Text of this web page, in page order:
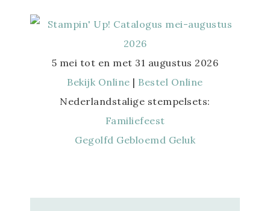
5 mei tot en met 31 augustus 2026
Bekijk Online | Bestel Online
Nederlandstalige stempelsets:
Familiefeest
Gegolfd Gebloemd Geluk